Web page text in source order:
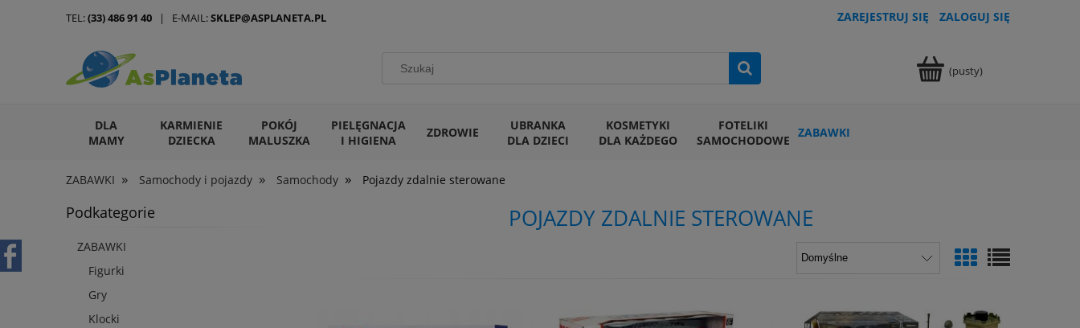
ZAREJESTRUJ SIĘ ZALOGUJ SIĘ
(pusty)
DLA
MAMY
KARMIENIE
DZIECKA
POKÓJ
MALUSZKA
PIELĘGNACJA
I HIGIENA
ZDROWIE
UBRANKA
DLA DZIECI
KOSMETYKI
DLA KAŻDEGO
FOTELIKI
SAMOCHODOWE ZABAWKI
ARTYKUŁY DLA ZWIERZĄT
ZABAWKI » Samochody i pojazdy » Samochody » Pojazdy zdalnie sterowane
TEL:(33) 486 91 40 | E-MAIL:SKLEP@ASPLANETA.PL
Podkategorie
ZABAWKI
Figurki
Gry
Klocki
POJAZDY ZDALNIE STEROWANE